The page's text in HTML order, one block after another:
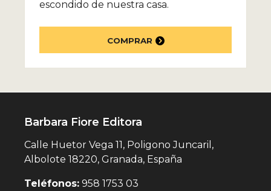
escondido de nuestra casa.
COMPRAR
Barbara Fiore Editora
Calle Huetor Vega 11, Poligono Juncaril,
Albolote 18220, Granada, España
Teléfonos: 958 1753 03